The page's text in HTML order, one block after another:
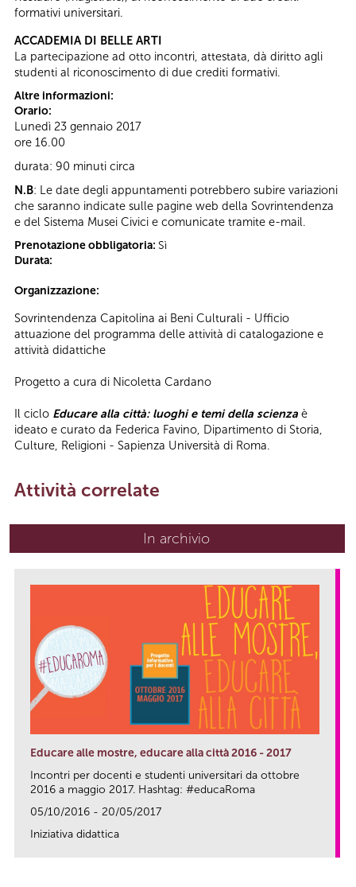
formativi universitari.
ACCADEMIA DI BELLE ARTI
La partecipazione ad otto incontri, attestata, dà diritto agli
studenti al riconoscimento di due crediti formativi.
Altre informazioni:
Orario:
Lunedì 23 gennaio 2017
ore 16.00
durata: 90 minuti circa
N.B: Le date degli appuntamenti potrebbero subire variazioni
che saranno indicate sulle pagine web della Sovrintendenza
e del Sistema Musei Civici e comunicate tramite e-mail.
Prenotazione obbligatoria: Sì
Durata:
Organizzazione:
Sovrintendenza Capitolina ai Beni Culturali - Ufficio
attuazione del programma delle attività di catalogazione e
attività didattiche
Progetto a cura di Nicoletta Cardano
Il ciclo Educare alla città: luoghi e temi della scienza è
ideato e curato da Federica Favino, Dipartimento di Storia,
Culture, Religioni - Sapienza Università di Roma.
Attività correlate
In archivio
Educare alle mostre, educare alla città 2016 - 2017
Incontri per docenti e studenti universitari da ottobre
2016 a maggio 2017. Hashtag: #educaRoma
05/10/2016 - 20/05/2017
Iniziativa didattica